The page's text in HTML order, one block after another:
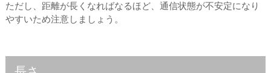
ただし、距離が長くなればなるほど、通信状態が不安定になり
やすいため注意しましょう。